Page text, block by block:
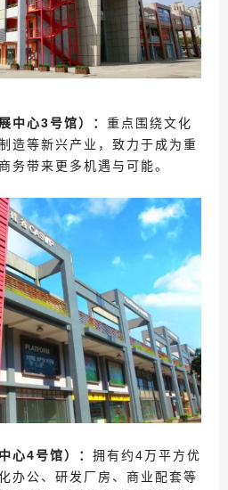
中心3号馆）： 重点围绕文化
造等新兴产业，致力于成为重
务带来更多机遇与可能。
心4号馆）： 拥有约4万平方优
办公、研发厂房、商业配套等